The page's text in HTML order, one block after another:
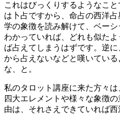
これはびっくりするようなこ
は卜占ですから、命占の西洋
学の象徴を読み解けて、ベー
わかっていれば、どれも似た
ば占えてしまうはずです。逆
から占えないなどと嘆いてい
な、と。
私のタロット講座に来た方々は
四大エレメントや様々な象徴
由は、それさえできていれば